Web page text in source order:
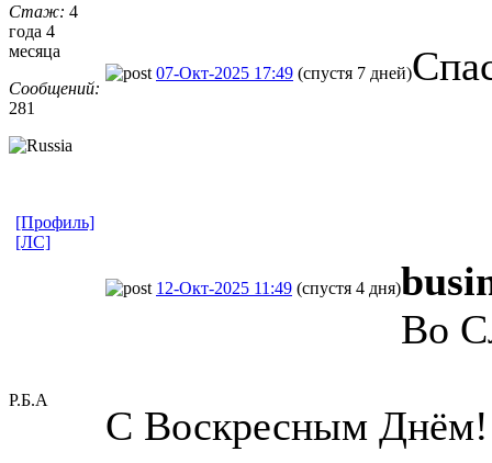
Стаж: 4
года 4
месяца
Сообщений:
281
07-Окт-2025 17:49 (спустя 7 дней)
[Профиль]
[ЛС]
Р.Б.А
12-Окт-2025 11:49 (спустя 4 дня)
Во
С Воскресным Днём!